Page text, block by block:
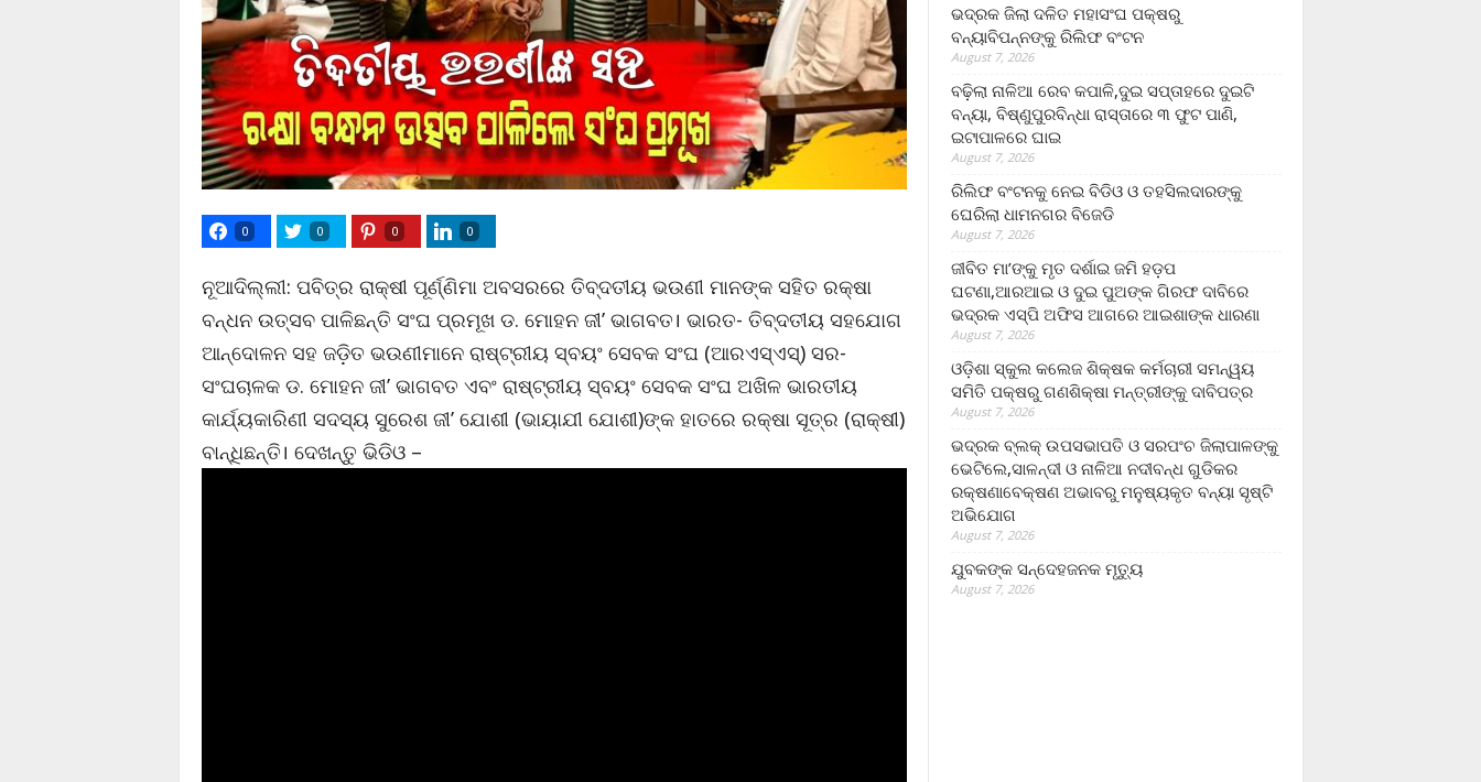
0 0 0 0
ନୂଆଦିଲ୍ଲୀ: ପବିତ୍ର ରାକ୍ଷୀ ପୂର୍ଣ୍ଣିମା ଅବସରରେ ତିବ୍ଦତୀୟ ଭଉଣୀ ମାନଙ୍କ ସହିତ ରକ୍ଷା
ବନ୍ଧନ ଉତ୍ସବ ପାଳିଛନ୍ତି ସଂଘ ପ୍ରମୂଖ ଡ. ମୋହନ ଜୀ’ ଭାଗବତ। ଭାରତ- ତିବ୍ଦତୀୟ ସହଯୋଗ
ଆନ୍ଦୋଳନ ସହ ଜଡ଼ିତ ଭଉଣୀମାନେ ରାଷ୍ଟ୍ରୀୟ ସ୍ବୟଂ ସେବକ ସଂଘ (ଆରଏସ୍ଏସ୍) ସର-
ସଂଘଚାଳକ ଡ. ମୋହନ ଜୀ’ ଭାଗବତ ଏବଂ ରାଷ୍ଟ୍ରୀୟ ସ୍ବୟଂ ସେବକ ସଂଘ ଅଖିଳ ଭାରତୀୟ
କାର୍ଯ୍ୟକାରିଣୀ ସଦସ୍ୟ ସୁରେଶ ଜୀ’ ଯୋଶୀ (ଭାୟାଯୀ ଯୋଶୀ)ଙ୍କ ହାତରେ ରକ୍ଷା ସୂତ୍ର (ରାକ୍ଷୀ)
ବାନ୍ଧିଛନ୍ତି। ଦେଖନ୍ତୁ ଭିଡିଓ –
ଭଦ୍ରକ ଜିଲା ଦଳିତ ମହାସଂଘ ପକ୍ଷରୁ
ବନ୍ୟାବିପନ୍ନଙ୍କୁ ରିଲିଫ ବଂଟନ
August 7, 2026
ବଢ଼ିଲା ନାଳିଆ ରେବ କପାଳି,ଦୁଇ ସପ୍ତାହରେ ଦୁଇଟି
ବନ୍ୟା, ବିଷ୍ଣୁପୁରବିନ୍ଧା ରାସ୍ତାରେ ୩ ଫୁଟ ପାଣି,
ଇଟାପାଳରେ ଘାଇ
August 7, 2026
ରିଲିଫ ବଂଟନକୁ ନେଇ ବିଡିଓ ଓ ତହସିଲଦାରଙ୍କୁ
ଘେରିଲା ଧାମନଗର ବିଜେଡି
August 7, 2026
ଜୀବିତ ମା’ଙ୍କୁ ମୃତ ଦର୍ଶାଇ ଜମି ହଡ଼ପ
ଘଟଣା,ଆରଆଇ ଓ ଦୁଇ ପୁଅଙ୍କ ଗିରଫ ଦାବିରେ
ଭଦ୍ରକ ଏସ୍‌ପି ଅଫିସ ଆଗରେ ଆଇଶାଙ୍କ ଧାରଣା
August 7, 2026
ଓଡ଼ିଶା ସ୍କୁଲ କଲେଜ ଶିକ୍ଷକ କର୍ମଚାରୀ ସମନ୍ୱୟ
ସମିତି ପକ୍ଷରୁ ଗଣଶିକ୍ଷା ମନ୍ତ୍ରୀଙ୍କୁ ଦାବିପତ୍ର
August 7, 2026
ଭଦ୍ରକ ବ୍ଲକ୍ ଉପସଭାପତି ଓ ସରପଂଚ ଜିଲାପାଳଙ୍କୁ
ଭେଟିଲେ,ସାଳନ୍ଦୀ ଓ ନାଳିଆ ନଦୀବନ୍ଧ ଗୁଡିକର
ରକ୍ଷଣାବେକ୍ଷଣ ଅଭାବରୁ ମନୁଷ୍ୟକୃତ ବନ୍ୟା ସୃଷ୍ଟି
ଅଭିଯୋଗ
August 7, 2026
ଯୁବକଙ୍କ ସନ୍ଦେହଜନକ ମୃତ୍ୟୁ
August 7, 2026